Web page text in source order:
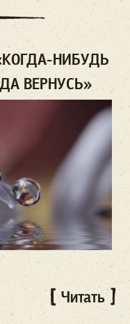
НИБУДЬ
ВЕРНУСЬ»
Читать